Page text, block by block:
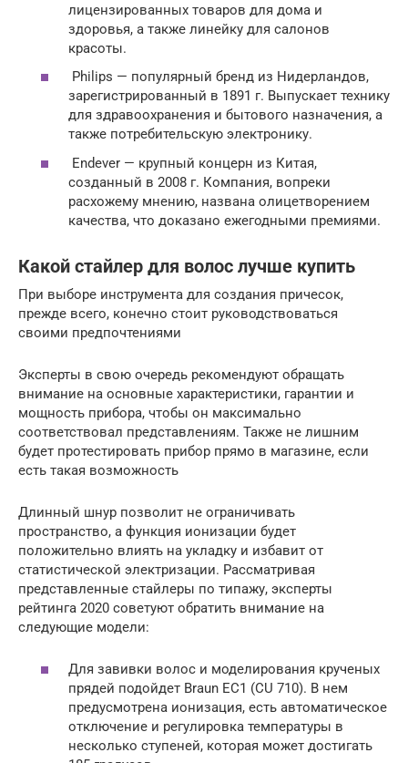
лицензированных товаров для дома и
здоровья, а также линейку для салонов
красоты.
Philips — популярный бренд из Нидерландов,
зарегистрированный в 1891 г. Выпускает технику
для здравоохранения и бытового назначения, а
также потребительскую электронику.
Endever — крупный концерн из Китая,
созданный в 2008 г. Компания, вопреки
расхожему мнению, названа олицетворением
качества, что доказано ежегодными премиями.
Какой стайлер для волос лучше купить
При выборе инструмента для создания причесок,
прежде всего, конечно стоит руководствоваться
своими предпочтениями
Эксперты в свою очередь рекомендуют обращать
внимание на основные характеристики, гарантии и
мощность прибора, чтобы он максимально
соответствовал представлениям. Также не лишним
будет протестировать прибор прямо в магазине, если
есть такая возможность
Длинный шнур позволит не ограничивать
пространство, а функция ионизации будет
положительно влиять на укладку и избавит от
статистической электризации. Рассматривая
представленные стайлеры по типажу, эксперты
рейтинга 2020 советуют обратить внимание на
следующие модели:
Для завивки волос и моделирования крученых
прядей подойдет Braun EC1 (CU 710). В нем
предусмотрена ионизация, есть автоматическое
отключение и регулировка температуры в
несколько ступеней, которая может достигать